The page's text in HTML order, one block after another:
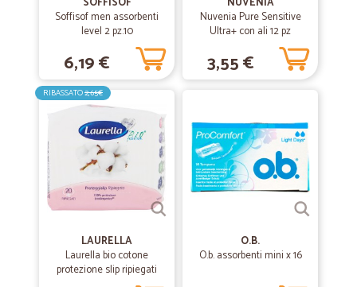
Soffisof men assorbenti
level 2 pz.10
6,19 €
Nuvenia Pure Sensitive
Ultra+ con ali 12 pz
3,55 €
RIBASSATO2,65€
LAURELLA
Laurella bio cotone
protezione slip ripiegati
O.B.
O.b. assorbenti mini x 16